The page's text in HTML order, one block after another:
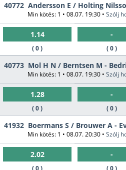
40772 Andersson E / Holting
Min kötés: 1 • 08.07. 19:30 • Szólj
1.14
( 0 )
-
( 0 )
40773 Mol H N / Berntsen M -
Min kötés: 1 • 08.07. 19:30 • Szólj
1.28
( 0 )
-
( 0 )
41932 Boermans S / Brouwer A -
Min kötés: 1 • 08.07. 20:30 • Szólj
2.02
( 0 )
-
( 0 )